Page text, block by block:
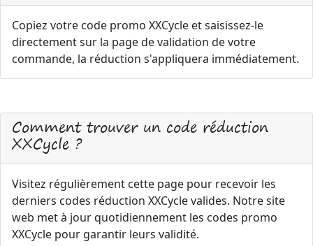
Copiez votre code promo XXCycle et saisissez-le
directement sur la page de validation de votre
commande, la réduction s'appliquera immédiatement.
Comment trouver un code réduction
XXCycle ?
Visitez régulièrement cette page pour recevoir les
derniers codes réduction XXCycle valides. Notre site
web met à jour quotidiennement les codes promo
XXCycle pour garantir leurs validité.